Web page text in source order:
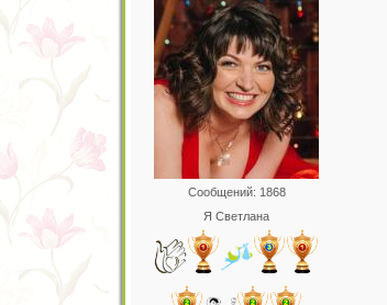
Сообщений: 1868
Я Светлана